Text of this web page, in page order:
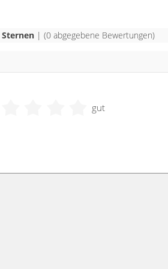
| (0abgegebene Bewertungen)
gut